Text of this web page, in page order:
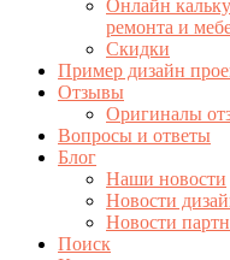
Онлайн
ремонта и
Скидки
Пример дизайн
Отзывы
Оригиналы
Вопросы и ответы
Блог
Наши новости
Новости
Новости
Поиск